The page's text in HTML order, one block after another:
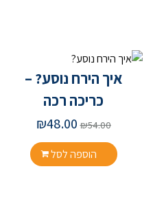
איך הירח נוסע? –
כריכה רכה
₪54.00
₪48.00
הוספה לסל